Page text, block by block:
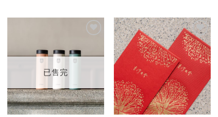
望輕
已售完
加入
「願
望輕
單」